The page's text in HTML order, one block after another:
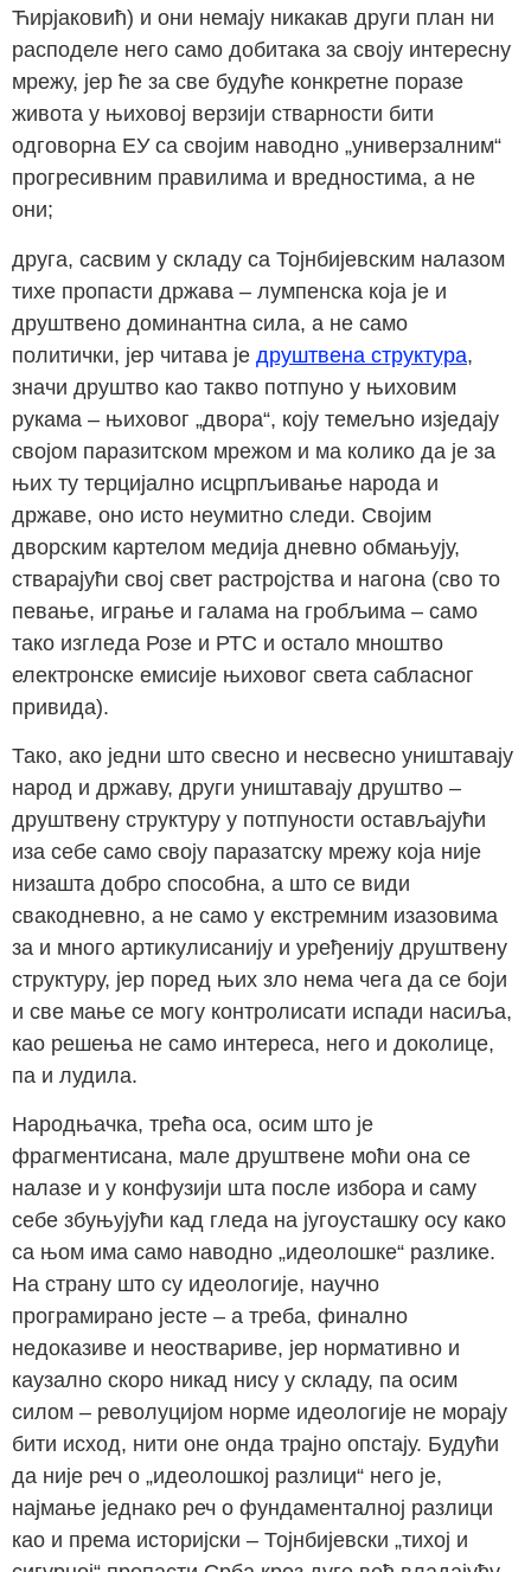
Ћирјаковић) и они немају никакав други план ни
расподеле него само добитака за своју интересну
мрежу, јер ће за све будуће конкретне поразе
живота у њиховој верзији стварности бити
одговорна ЕУ са својим наводно „универзалним“
прогресивним правилима и вредностима, а не
они;
друга, сасвим у складу са Тојнбијевским налазом
тихе пропасти држава – лумпенска која је и
друштвено доминантна сила, а не само
политички, јер читава је друштвена структура,
значи друштво као такво потпуно у њиховим
рукама – њиховог „двора“, коју темељно изједају
својом паразитском мрежом и ма колико да је за
њих ту терцијално исцрпљивање народа и
државе, оно исто неумитно следи. Својим
дворским картелом медија дневно обмањују,
стварајући свој свет растројства и нагона (сво то
певање, играње и галама на гробљима – само
тако изгледа Розе и РТС и остало мноштво
електронске емисије њиховог света сабласног
привида).
Тако, ако једни што свесно и несвесно уништавају
народ и државу, други уништавају друштво –
друштвену структуру у потпуности остављајући
иза себе само своју паразатску мрежу која није
низашта добро способна, а што се види
свакодневно, а не само у екстремним изазовима
за и много артикулисанију и уређенију друштвену
структуру, јер поред њих зло нема чега да се боји
и све мање се могу контролисати испади насиља,
као решења не само интереса, него и доколице,
па и лудила.
Народњачка, трећа оса, осим што је
фрагментисана, мале друштвене моћи она се
налазе и у конфузији шта после избора и саму
себе збуњујући кад гледа на југоусташку осу како
са њом има само наводно „идеолошке“ разлике.
На страну што су идеологије, научно
програмирано јесте – а треба, финално
недоказиве и неоствариве, јер нормативно и
каузално скоро никад нису у складу, па осим
силом – револуцијом норме идеологије не морају
бити исход, нити оне онда трајно опстају. Будући
да није реч о „идеолошкој разлици“ него је,
најмање једнако реч о фундаменталној разлици
као и према историјски – Тојнбијевски „тихој и